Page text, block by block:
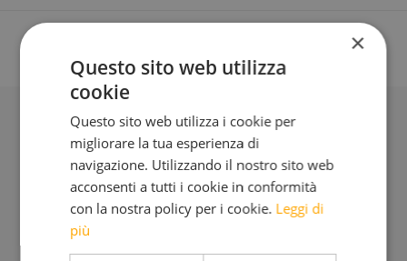
BLOG
Iscriviti alla mia Newsletter
×
Questo sito web utilizza
cookie
Questo sito web utilizza i cookie per
migliorare la tua esperienza di
navigazione. Utilizzando il nostro sito web
acconsenti a tutti i cookie in conformità
con la nostra policy per i cookie. Leggi di
più